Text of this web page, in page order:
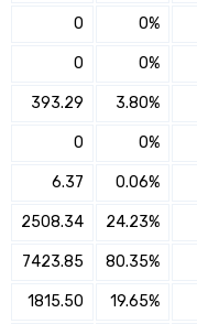
0%
0
0%
0
3.80%
393.29
0%
0
0.06%
6.37
24.23%
2508.34
80.35%
7423.85
19.65%
1815.50